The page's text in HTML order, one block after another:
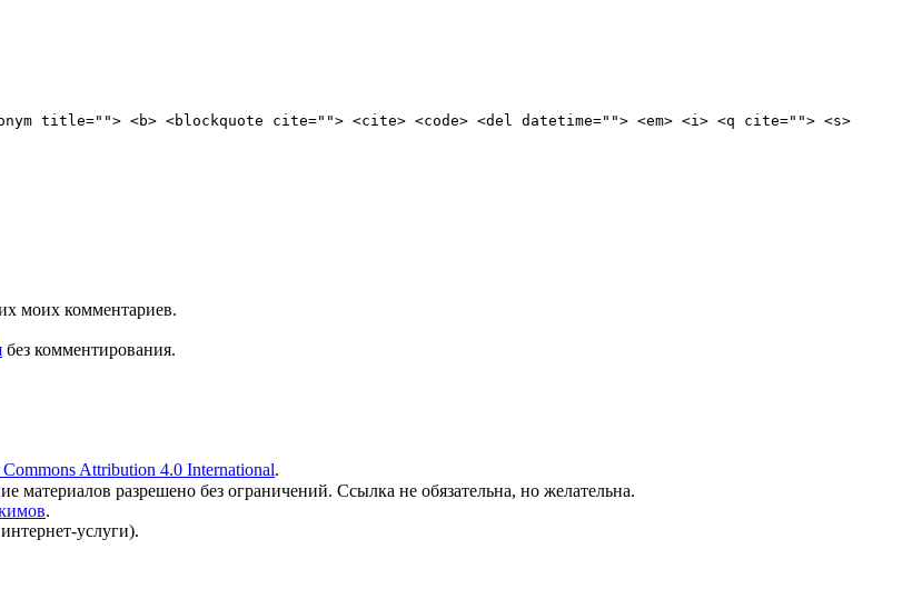
title=""> <b> <blockquote cite=""> <cite> <code> <del datetime=""> <em> <i> <q cite=""> <s>
моих комментариев.
без комментирования.
Attribution 4.0 International.
материалов разрешено без ограничений. Ссылка не обязательна, но желательна.
.
услуги).